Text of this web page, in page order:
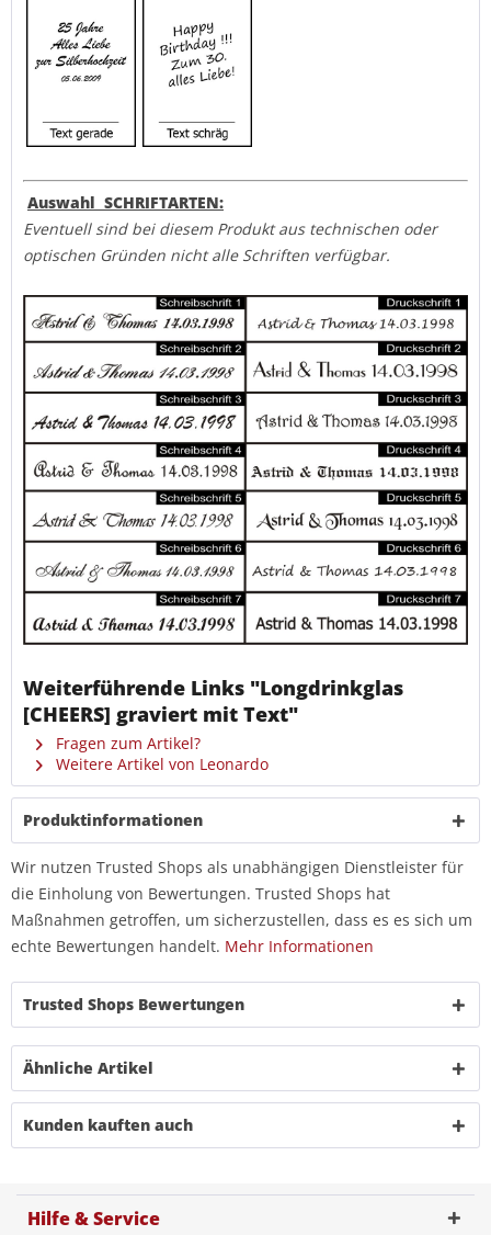
Auswahl SCHRIFTARTEN:
Eventuell sind bei diesem Produkt aus technischen oder
optischen Gründen nicht alle Schriften verfügbar.
Weiterführende Links "Longdrinkglas
[CHEERS] graviert mit Text"
Fragen zum Artikel?
Weitere Artikel von Leonardo
Produktinformationen
Wir nutzen Trusted Shops als unabhängigen Dienstleister für
die Einholung von Bewertungen. Trusted Shops hat
Maßnahmen getroffen, um sicherzustellen, dass es es sich um
echte Bewertungen handelt. Mehr Informationen
Trusted Shops Bewertungen
Ähnliche Artikel
Kunden kauften auch
Hilfe & Service